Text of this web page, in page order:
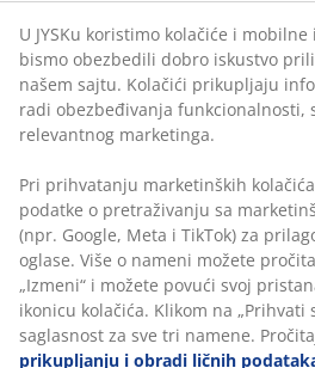
nedostaje dodatnog
može biti središnja tačka
prostor estetski učiniti
ukrasna ogledala za zid
oblika i dizajna te ga stilski
nameštaja, vodeći računa
Istražite koje vrste ogledala
prodavnicama, i odlučite
najbolje uklopili u vaš
njegovoj veličini te ostalim
Možda da ga kombinujete
satove?
U JYSKu koristimo kolačiće i
bismo obezbedili dobro iskustvo
našem sajtu. Kolačići prikupljaju
radi obezbeđivanja funkcionalnosti,
relevantnog marketinga.
Pri prihvatanju marketinških
podatke o pretraživanju sa
(npr. Google, Meta i TikTok) za
oglase. Više o nameni možete
„Izmeni“ i možete povući svoj
ikonicu kolačića. Klikom na „Prihvati
saglasnost za sve tri namene.
prikupljanju i obradi ličnih